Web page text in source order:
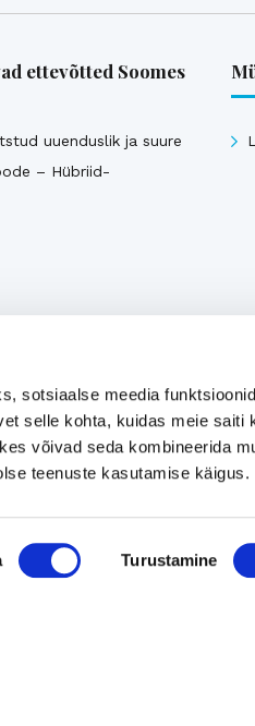
sotsiaalse meedia
selle kohta, kuidas meie saiti
võivad seda kombineerida
teenuste kasutamise käigus.
Turustamine
ettevõtted Soomes
uuenduslik ja suure
– Hübriid-